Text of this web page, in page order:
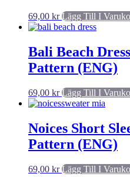
69,00 kr Lägg Till I
Bali Beach
Pattern (ENG)
69,00 kr Lägg Till I
Noices Short
Pattern (ENG)
69,00 kr Lägg Till I